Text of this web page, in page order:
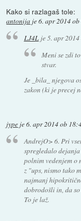
Kako si razlagaš tole:
antonija je6. apr 2014
LJ4Lje5. apr
Meni se zdi
stvar.
Je _bila_ njegova
zakon (ki je precej
jype je6. apr 2014 ob
AndrejO> 6. Pri
spregledalo
polnim vedenjem o
z "ups, nismo tako
najmanj
dobrodošli in, da
To je laž.